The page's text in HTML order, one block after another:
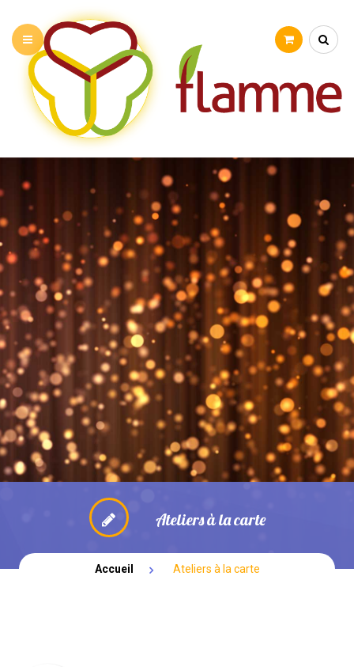
PRÉSENTATION NOS ATELIERS
STAGE VACANCES
NOUVEAUTÉ: PARENTALITE
BOUTIQUE SPECTACLES
Ateliers à la carte
Accueil Ateliers à la carte